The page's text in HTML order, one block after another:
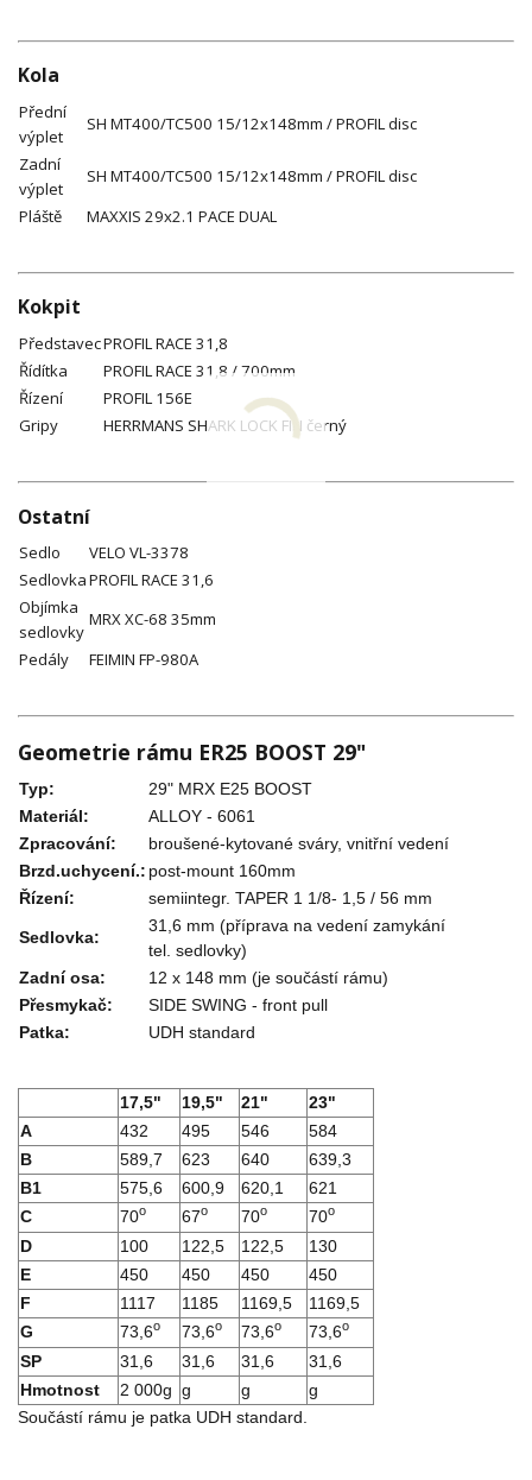
Kola
Přední
výplet
SH MT400/TC500 15/12x148mm / PROFIL disc
Zadní
výplet
SH MT400/TC500 15/12x148mm / PROFIL disc
Pláště
MAXXIS 29x2.1 PACE DUAL
Kokpit
PředstavecPROFIL RACE 31,8
Řídítka
PROFIL RACE 31,8 / 700mm
Řízení
PROFIL 156E
Gripy
HERRMANS SHARK LOCK FIN černý
Ostatní
Sedlo
VELO VL-3378
SedlovkaPROFIL RACE 31,6
Objímka
sedlovky
MRX XC-68 35mm
Pedály
FEIMIN FP-980A
Geometrie rámu ER25 BOOST 29"
Typ:
29" MRX E25 BOOST
Materiál:
ALLOY - 6061
Zpracování:
broušené-kytované sváry, vnitřní vedení
Brzd.uchycení.: post-mount 160mm
Řízení:
semiintegr. TAPER 1 1/8- 1,5 / 56 mm
Sedlovka:
31,6 mm (příprava na vedení zamykání
tel. sedlovky)
Zadní osa:
12 x 148 mm (je součástí rámu)
Přesmykač:
SIDE SWING - front pull
Patka:
UDH standard
17,5" 19,5" 21"
23"
A
432 495 546
584
B
589,7 623 640
639,3
B1
575,6 600,9 620,1
621
C
70o 67o 70o 70o
D 100 122,5 122,5
130
E
450 450 450
450
F
1117 1185 1169,5
1169,5
G
73,6o 73,6o 73,6o 73,6o
SP 31,6 31,6 31,6
31,6
Hmotnost
2 000g g g
g
Součástí rámu je patka UDH standard.